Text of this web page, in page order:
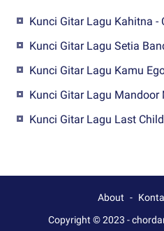
Kunci Gitar Lagu Kahitna -
Kunci Gitar Lagu Setia
Kunci Gitar Lagu Kamu
Kunci Gitar Lagu Mandoor
Kunci Gitar Lagu Last
About
Copyright © 2023 -